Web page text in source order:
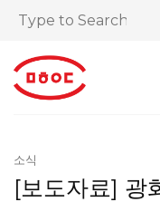
소식
[보도자료] 광